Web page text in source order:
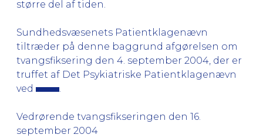
større del af tiden.
Sundhedsvæsenets Patientklagenævn
tiltræder på denne baggrund afgørelsen om
tvangsfiksering den 4. september 2004, der er
truffet af Det Psykiatriske Patientklagenævn
ved
Vedrørende tvangsfikseringen den 16.
september 2004